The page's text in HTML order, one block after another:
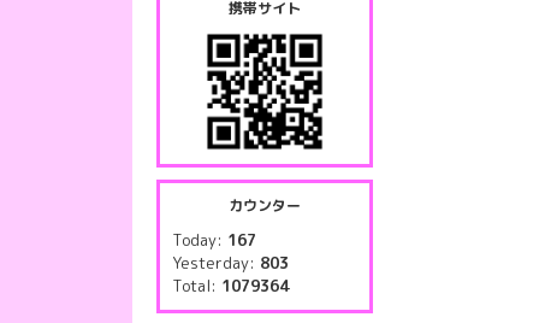
携帯サイト
カウンター
Today: 167
Yesterday: 803
Total: 1079364